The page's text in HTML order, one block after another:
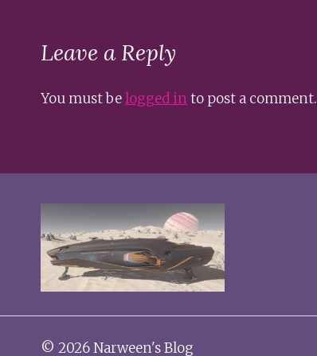
Leave a Reply
You must belogged into post a comment.
© 2026 Narween's Blog